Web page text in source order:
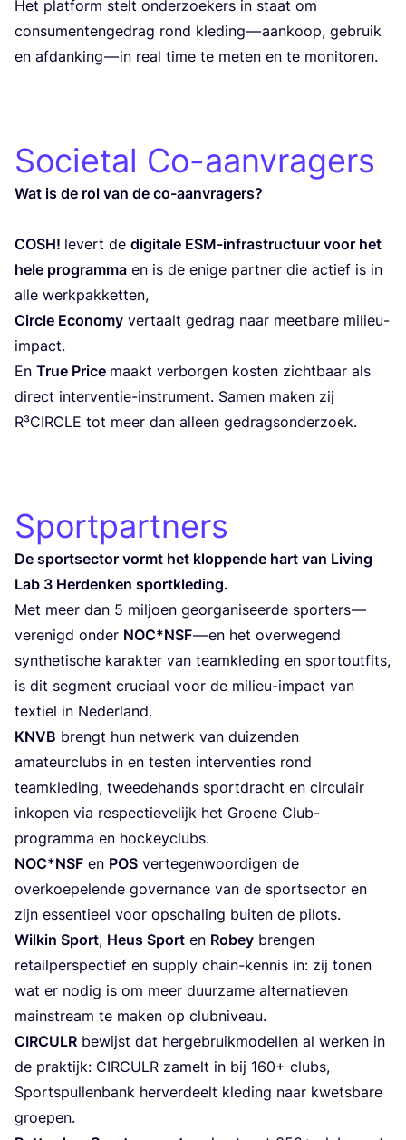
Het plat­form stelt onder­zoe­kers in staat om
con­su­men­ten­ge­drag rond kle­ding — aan­koop, gebruik
en afdan­king — in real time te meten en te monitoren.
Societal Co-aanvragers
Wat is de rol van de co-aan­vra­gers?
COSH! levert de digi­ta­le ESM-infra­struc­tuur voor het
hele pro­gram­ma en is de eni­ge part­ner die actief is in
alle werkpakketten,
Cir­cle Eco­no­my ver­taalt gedrag naar meet­ba­re milieu-
impact.
En True Pri­ce maakt ver­bor­gen kos­ten zicht­baar als
direct inter­ven­tie-instru­ment. Samen maken zij
R³CIR­CLE tot meer dan alleen gedragsonderzoek.
Sportpartners
De sport­sec­tor vormt het klop­pen­de hart van Living
Lab 3 Her­den­ken sportkleding.
Met meer dan 5 mil­joen geor­ga­ni­seer­de spor­ters —
ver­e­nigd onder NOC*NSF— en het over­we­gend
syn­the­ti­sche karak­ter van team­kle­ding en sportout­fits,
is dit seg­ment cru­ci­aal voor de mili­eu-impact van
tex­tiel in Nederland.
KNVB brengt hun net­werk van dui­zen­den
ama­teur­clubs in en tes­ten inter­ven­ties rond
team­kle­ding, twee­de­hands sport­dracht en cir­cu­lair
inko­pen via res­pec­tie­ve­lijk het Groe­ne Club-
pro­gram­ma en hockeyclubs.
NOC*NSF en POS ver­te­gen­woor­di­gen de
over­koe­pe­len­de gover­nan­ce van de sport­sec­tor en
zijn essen­ti­eel voor opscha­ling bui­ten de pilots.
Wil­kin Sport, Heus Sport en Robey bren­gen
retail­per­spec­tief en sup­ply chain-ken­nis in: zij tonen
wat er nodig is om meer duur­za­me alter­na­tie­ven
main­stream te maken op clubniveau.
CIR­CULR bewijst dat her­ge­bruik­mo­del­len al wer­ken in
de prak­tijk: CIR­CULR zamelt in bij 160+ clubs,
Sport­spul­len­bank her­ver­deelt kle­ding naar kwets­ba­re
groepen.